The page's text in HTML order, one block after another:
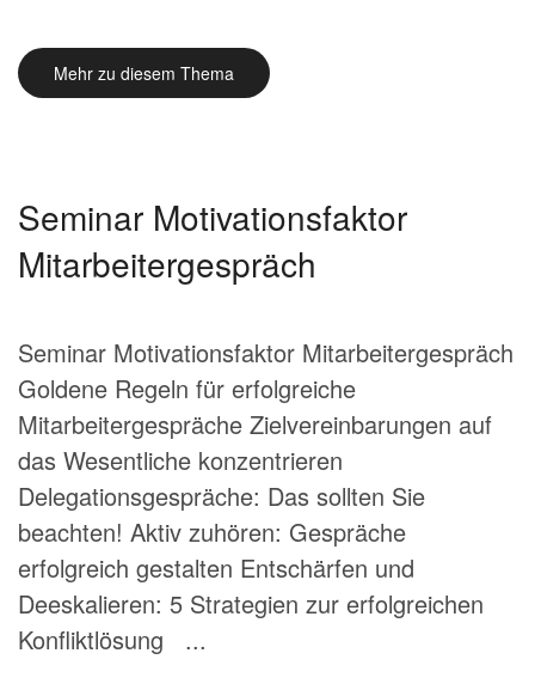
Mehr zu diesem Thema
Seminar Motivationsfaktor
Mitarbeitergespräch
Seminar Motivationsfaktor Mitarbeitergespräch
Goldene Regeln für erfolgreiche
Mitarbeitergespräche Zielvereinbarungen auf
das Wesentliche konzentrieren
Delegationsgespräche: Das sollten Sie
beachten! Aktiv zuhören: Gespräche
erfolgreich gestalten Entschärfen und
Deeskalieren: 5 Strategien zur erfolgreichen
Konfliktlösung ...